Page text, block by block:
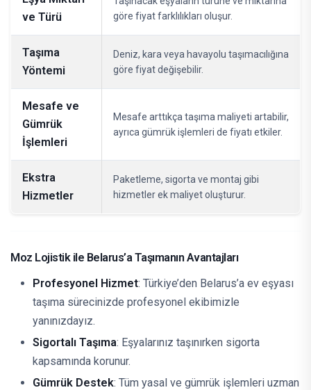
ve Türü
göre fiyat farklılıkları oluşur.
Taşıma
Yöntemi
Deniz, kara veya havayolu taşımacılığına
göre fiyat değişebilir.
Mesafe ve
Gümrük
İşlemleri
Mesafe arttıkça taşıma maliyeti artabilir,
ayrıca gümrük işlemleri de fiyatı etkiler.
Ekstra
Hizmetler
Paketleme, sigorta ve montaj gibi
hizmetler ek maliyet oluşturur.
Moz Lojistik ile Belarus’a Taşımanın Avantajları
Profesyonel Hizmet: Türkiye’den Belarus’a ev eşyası
taşıma sürecinizde profesyonel ekibimizle
yanınızdayız.
Sigortalı Taşıma: Eşyalarınız taşınırken sigorta
kapsamında korunur.
Gümrük Destek: Tüm yasal ve gümrük işlemleri uzman